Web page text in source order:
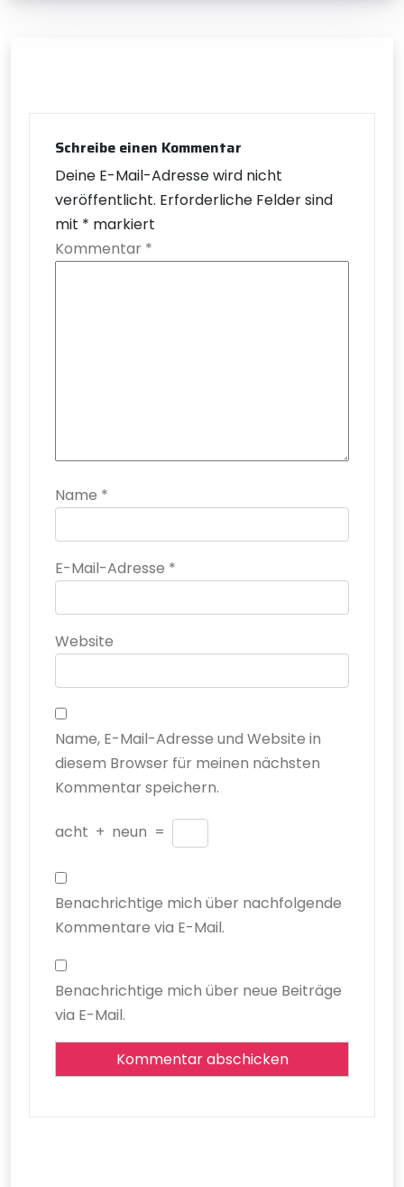
Schreibe einen Kommentar
Deine E-Mail-Adresse wird nicht
veröffentlicht. Erforderliche Felder sind
mit * markiert
Kommentar *
Name *
E-Mail-Adresse *
Website
Name, E-Mail-Adresse und Website in
diesem Browser für meinen nächsten
Kommentar speichern.
acht + neun =
Benachrichtige mich über nachfolgende
Kommentare via E-Mail.
Benachrichtige mich über neue Beiträge
via E-Mail.